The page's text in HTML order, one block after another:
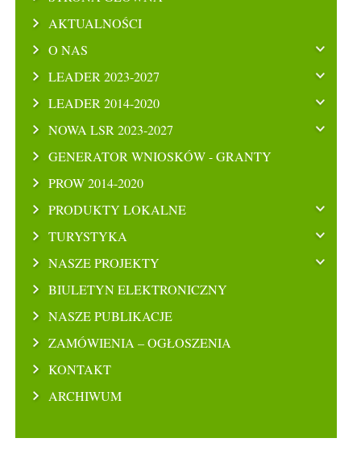
AKTUALNOŚCI
O NAS
LEADER 2023-2027
LEADER 2014-2020
NOWA LSR 2023-2027
GENERATOR WNIOSKÓW - GRANTY
PROW 2014-2020
PRODUKTY LOKALNE
TURYSTYKA
NASZE PROJEKTY
BIULETYN ELEKTRONICZNY
NASZE PUBLIKACJE
ZAMÓWIENIA – OGŁOSZENIA
KONTAKT
ARCHIWUM